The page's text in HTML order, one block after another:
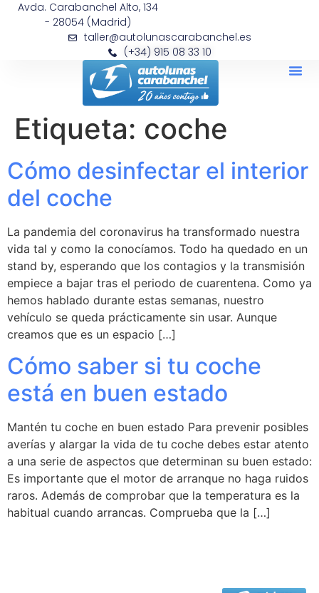
Avda. Carabanchel Alto, 134
- 28054 (Madrid)
taller@autolunascarabanchel.es
(+34) 915 08 33 10
Etiqueta: coche
Cómo desinfectar el interior
del coche
La pandemia del coronavirus ha transformado nuestra
vida tal y como la conocíamos. Todo ha quedado en un
stand by, esperando que los contagios y la transmisión
empiece a bajar tras el periodo de cuarentena. Como ya
hemos hablado durante estas semanas, nuestro
vehículo se queda prácticamente sin usar. Aunque
creamos que es un espacio […]
Cómo saber si tu coche
está en buen estado
Mantén tu coche en buen estado Para prevenir posibles
averías y alargar la vida de tu coche debes estar atento
a una serie de aspectos que determinan su buen estado:
Es importante que el motor de arranque no haga ruidos
raros. Además de comprobar que la temperatura es la
habitual cuando arrancas. Comprueba que la […]